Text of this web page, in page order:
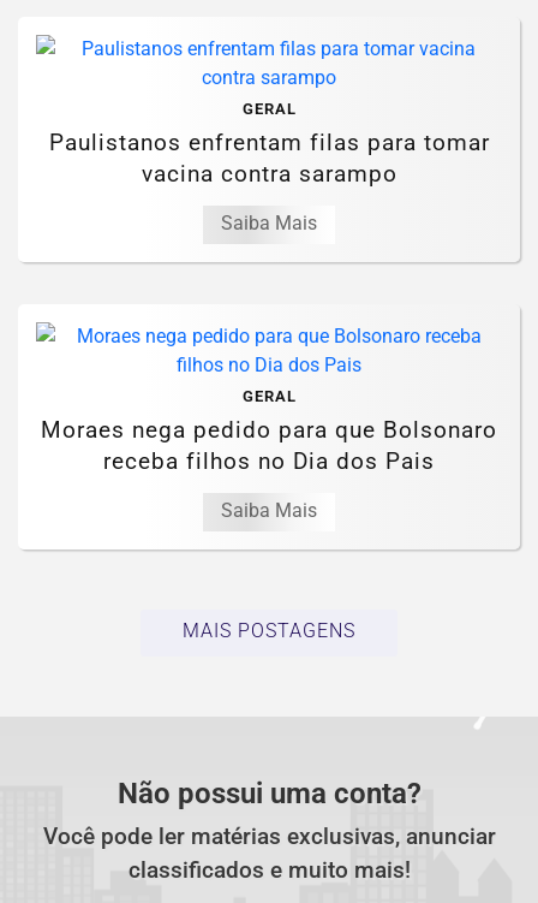
GERAL
Paulistanos enfrentam filas para tomar
vacina contra sarampo
Saiba Mais
GERAL
Moraes nega pedido para que Bolsonaro
receba filhos no Dia dos Pais
Saiba Mais
MAIS POSTAGENS
Não possui uma conta?
Você pode ler matérias exclusivas, anunciar
classificados e muito mais!